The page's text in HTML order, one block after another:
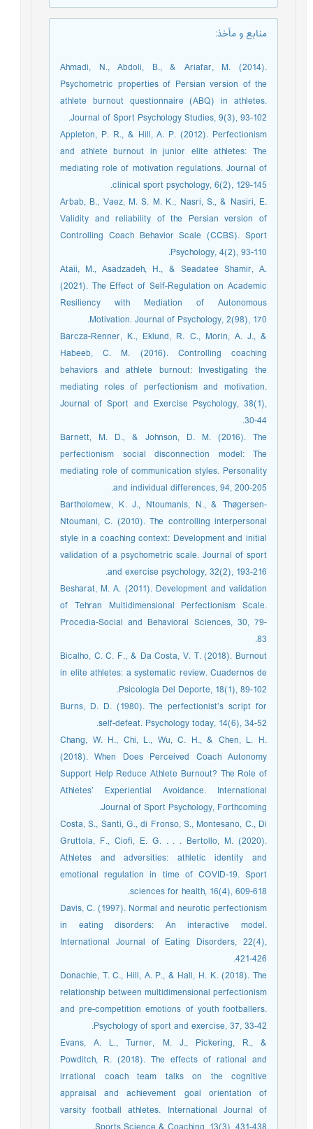
منابع و مأخذ:
Ahmadi, N., Abdoli, B., & Ariafar, M. (2014).
Psychometric properties of Persian version of the
athlete burnout questionnaire (ABQ) in athletes.
Journal of Sport Psychology Studies, 9(3), 93-102.
Appleton, P. R., & Hill, A. P. (2012). Perfectionism
and athlete burnout in junior elite athletes: The
mediating role of motivation regulations. Journal of
clinical sport psychology, 6(2), 129-145.
Arbab, B., Vaez, M. S. M. K., Nasri, S., & Nasiri, E.
Validity and reliability of the Persian version of
Controlling Coach Behavior Scale (CCBS). Sport
Psychology, 4(2), 93-110.
Ataii, M., Asadzadeh, H., & Seadatee Shamir, A.
(2021). The Effect of Self-Regulation on Academic
Resiliency with Mediation of Autonomous
Motivation. Journal of Psychology, 2(98), 170.
Barcza-Renner, K., Eklund, R. C., Morin, A. J., &
Habeeb, C. M. (2016). Controlling coaching
behaviors and athlete burnout: Investigating the
mediating roles of perfectionism and motivation.
Journal of Sport and Exercise Psychology, 38(1),
30-44.
Barnett, M. D., & Johnson, D. M. (2016). The
perfectionism social disconnection model: The
mediating role of communication styles. Personality
and individual differences, 94, 200-205.
Bartholomew, K. J., Ntoumanis, N., & Thøgersen-
Ntoumani, C. (2010). The controlling interpersonal
style in a coaching context: Development and initial
validation of a psychometric scale. Journal of sport
and exercise psychology, 32(2), 193-216.
Besharat, M. A. (2011). Development and validation
of Tehran Multidimensional Perfectionism Scale.
Procedia-Social and Behavioral Sciences, 30, 79-
83.
Bicalho, C. C. F., & Da Costa, V. T. (2018). Burnout
in elite athletes: a systematic review. Cuadernos de
Psicología Del Deporte, 18(1), 89-102.
Burns, D. D. (1980). The perfectionist’s script for
self-defeat. Psychology today, 14(6), 34-52.
Chang, W. H., Chi, L., Wu, C. H., & Chen, L. H.
(2018). When Does Perceived Coach Autonomy
Support Help Reduce Athlete Burnout? The Role of
Athletes’ Experiential Avoidance. International
Journal of Sport Psychology, Forthcoming.
Costa, S., Santi, G., di Fronso, S., Montesano, C., Di
Gruttola, F., Ciofi, E. G. . . . Bertollo, M. (2020).
Athletes and adversities: athletic identity and
emotional regulation in time of COVID-19. Sport
sciences for health, 16(4), 609-618.
Davis, C. (1997). Normal and neurotic perfectionism
in eating disorders: An interactive model.
International Journal of Eating Disorders, 22(4),
421-426.
Donachie, T. C., Hill, A. P., & Hall, H. K. (2018). The
relationship between multidimensional perfectionism
and pre-competition emotions of youth footballers.
Psychology of sport and exercise, 37, 33-42.
Evans, A. L., Turner, M. J., Pickering, R., &
Powditch, R. (2018). The effects of rational and
irrational coach team talks on the cognitive
appraisal and achievement goal orientation of
varsity football athletes. International Journal of